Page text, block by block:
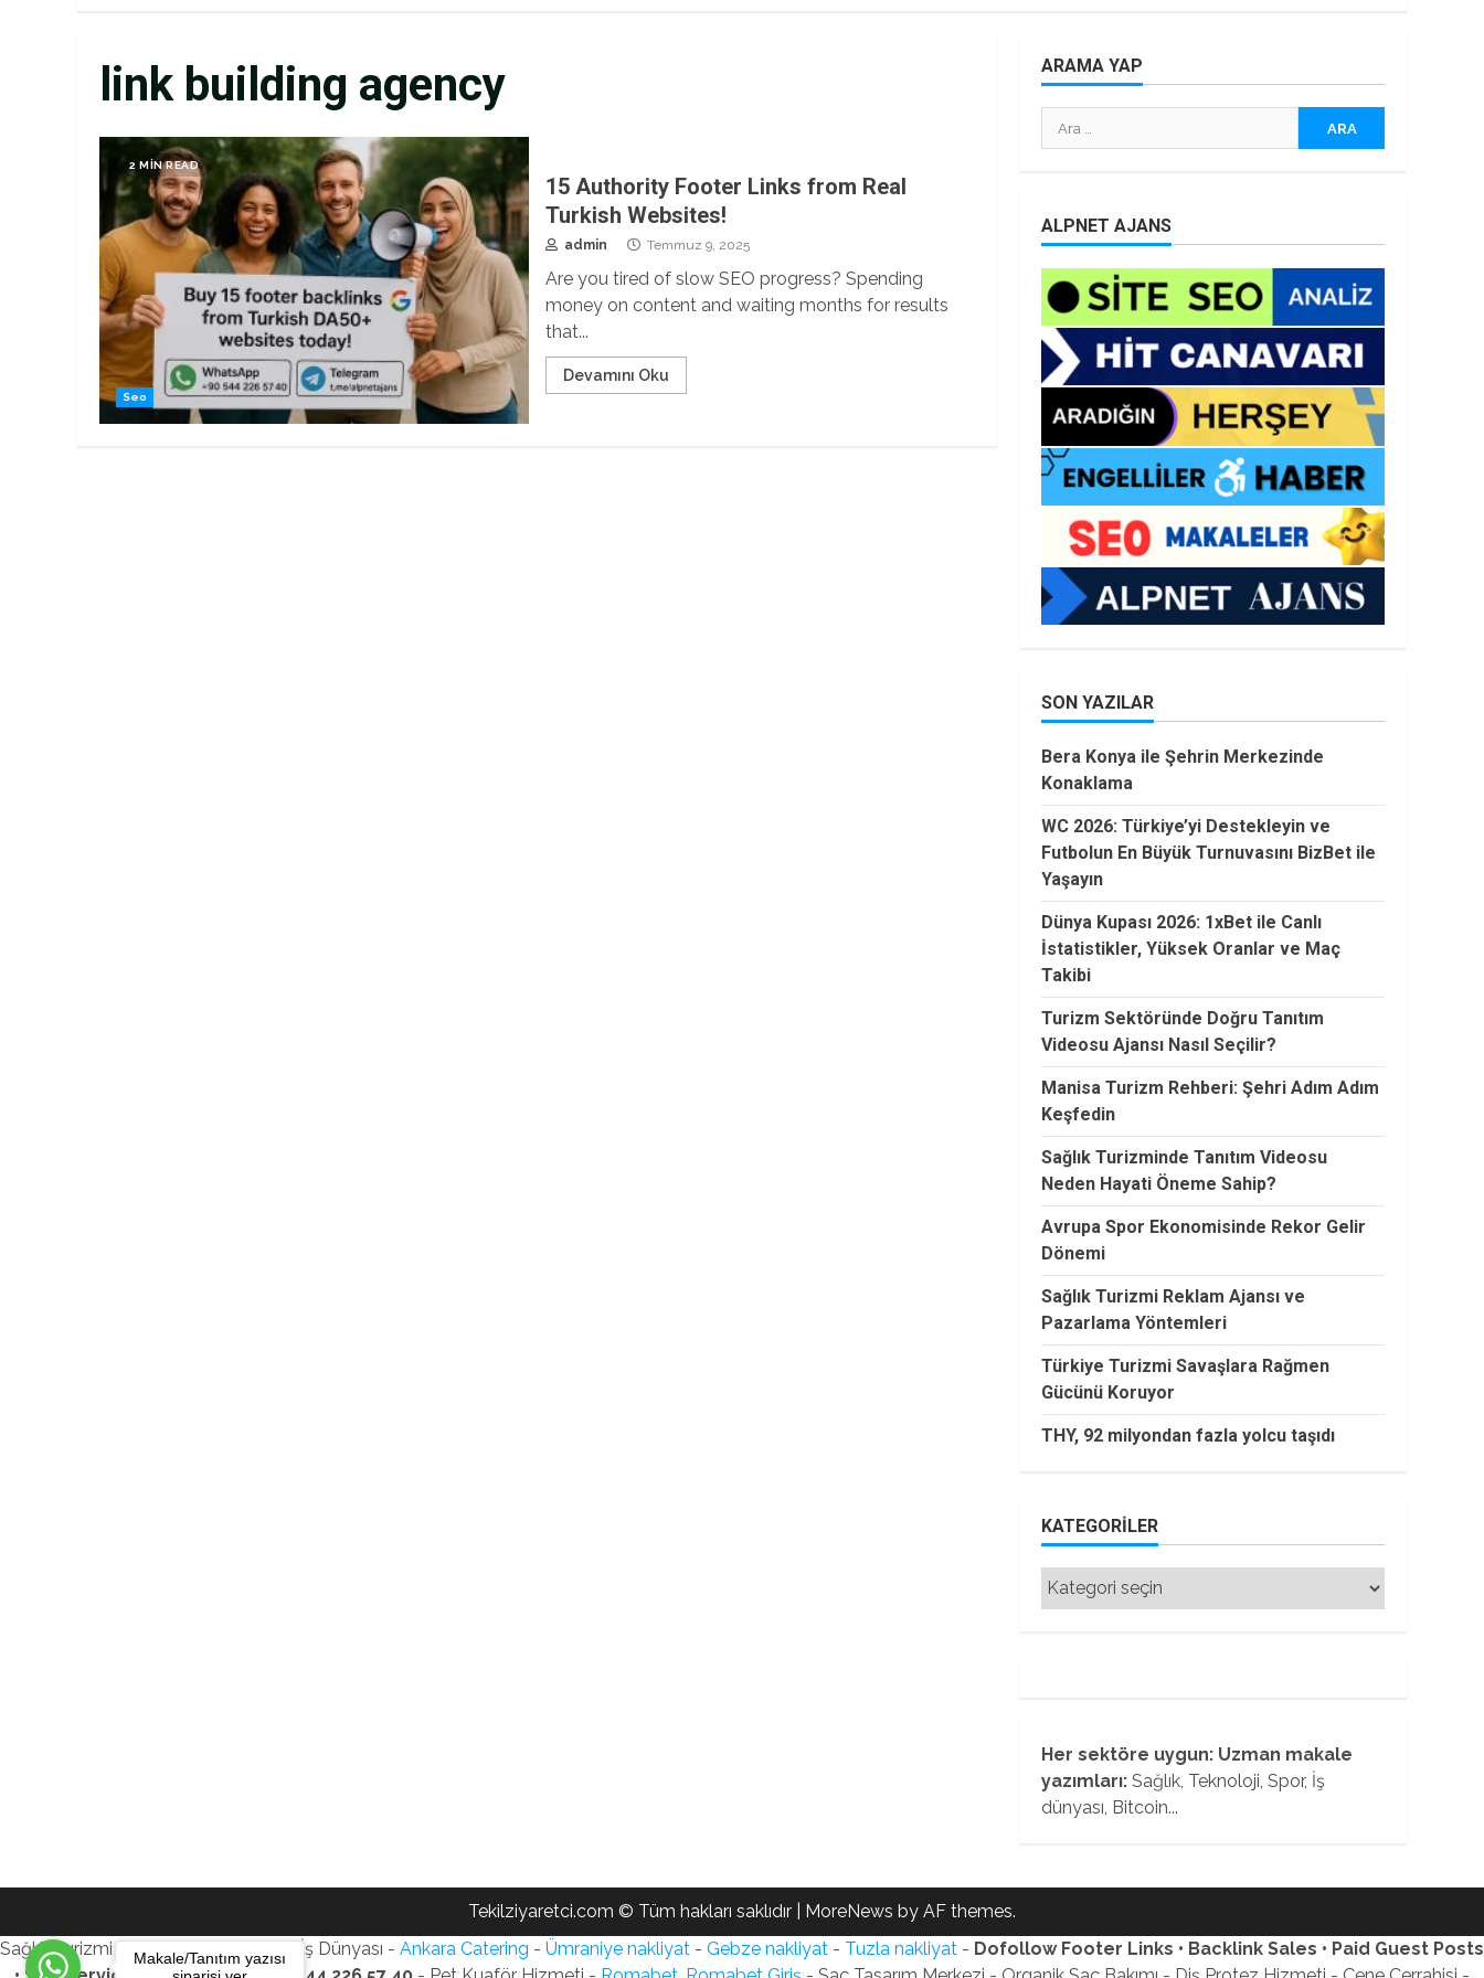
link building agency
2 MIN READ
Seo
15 Authority Footer Links from Real
Turkish Websites!
admin Temmuz 9, 2025
Are you tired of slow SEO progress? Spending
money on content and waiting months for results
that...
Devamını Oku
ARAMA YAP
Arama:
ALPNET AJANS
SON YAZILAR
Bera Konya ile Şehrin Merkezinde
Konaklama
WC 2026: Türkiye’yi Destekleyin ve
Futbolun En Büyük Turnuvasını BizBet ile
Yaşayın
Dünya Kupası 2026: 1xBet ile Canlı
İstatistikler, Yüksek Oranlar ve Maç
Takibi
Turizm Sektöründe Doğru Tanıtım
Videosu Ajansı Nasıl Seçilir?
Manisa Turizm Rehberi: Şehri Adım Adım
Keşfedin
Sağlık Turizminde Tanıtım Videosu
Neden Hayati Öneme Sahip?
Avrupa Spor Ekonomisinde Rekor Gelir
Dönemi
Sağlık Turizmi Reklam Ajansı ve
Pazarlama Yöntemleri
Türkiye Turizmi Savaşlara Rağmen
Gücünü Koruyor
THY, 92 milyondan fazla yolcu taşıdı
KATEGORILER
Kategoriler
Her sektöre uygun: Uzman makale
yazımları:Sağlık, Teknoloji, Spor, İş
dünyası, Bitcoin...
Tekilziyaretci.com © Tüm hakları saklıdır MoreNews by AF themes.
Sağlık Turizmi Reklam Ajansı - Gezi - İş Dünyası - Ankara Catering - Ümraniye nakliyat - Gebze nakliyat - Tuzla nakliyat - Dofollow Footer Links • Backlink Sales • Paid Guest Posts
Makale/Tanıtım yazısı